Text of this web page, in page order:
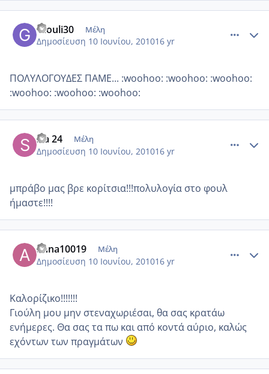
Giouli30 Μέλη
Δημοσίευση 10 Ιουνίου, 201016 yr
ΠΟΛΥΛΟΓΟΥΔΕΣ ΠΑΜΕ... :woohoo: :woohoo: :woohoo:
:woohoo: :woohoo: :woohoo:
sia 24 Μέλη
Δημοσίευση 10 Ιουνίου, 201016 yr
μπράβο μας βρε κορίτσια!!!πολυλογία στο φουλ
ήμαστε!!!!
anna10019 Μέλη
Δημοσίευση 10 Ιουνίου, 201016 yr
Καλορίζικο!!!!!!!
Γιούλη μου μην στεναχωριέσαι, θα σας κρατάω
ενήμερες. Θα σας τα πω και από κοντά αύριο, καλώς
εχόντων των πραγμάτων